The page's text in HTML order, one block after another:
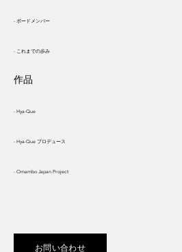
- ボードメンバー
- これまでの歩み
作品
- Hya-Que
- Hya-Que プロデュース
- Omambo Japan Project
お問い合わせ